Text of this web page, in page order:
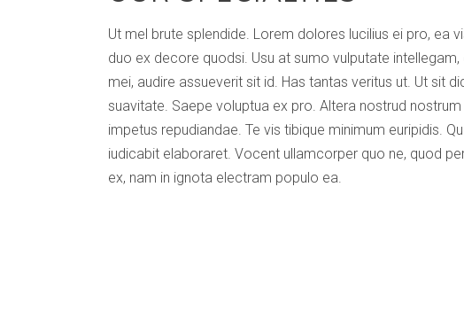
Ut mel brute splendide. Lorem dolores lucilius ei pro, ea
duo ex decore quodsi. Usu at sumo vulputate
mei, audire assueverit sit id. Has tantas veritus ut. Ut sit
suavitate. Saepe voluptua ex pro. Altera nostrud
impetus repudiandae. Te vis tibique minimum euripidis.
iudicabit elaboraret. Vocent ullamcorper quo ne, quod
ex, nam in ignota electram populo ea.